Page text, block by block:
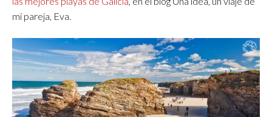
mi pareja, Eva.